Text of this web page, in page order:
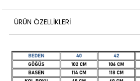
ÜRÜN ÖZELLIKLERI